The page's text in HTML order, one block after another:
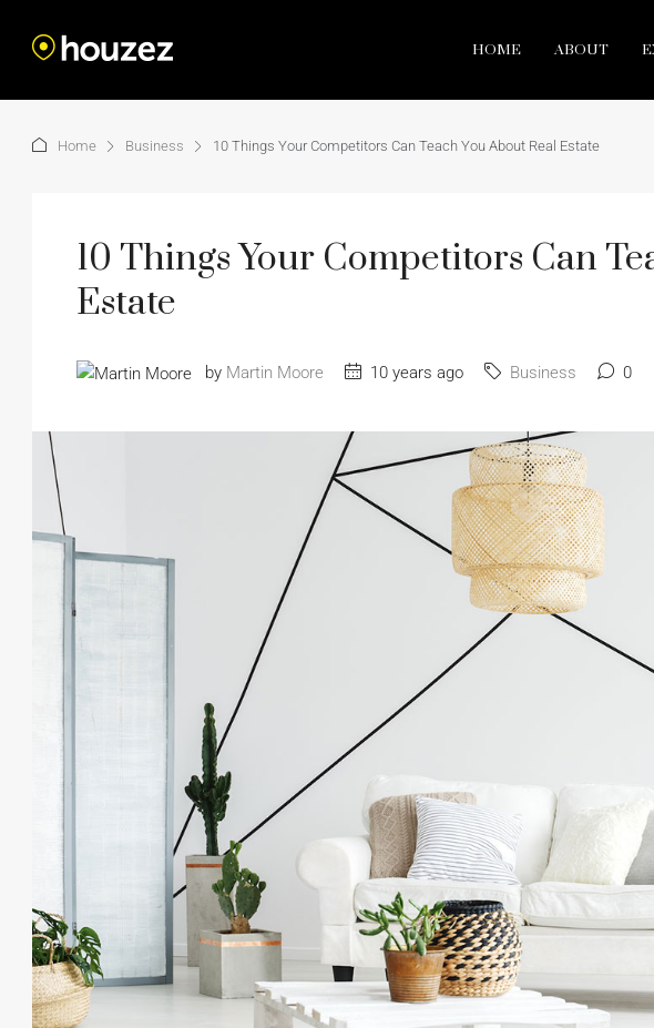
HOME ABOUT
Home Business 10 Things Your Competitors Can Teach You About Real Estate
10 Things Your Competitors Can
Estate
by Martin Moore 10 years ago Business 0